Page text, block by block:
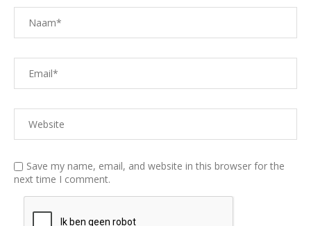
Save my name, email, and website in this browser for the
next time I comment.